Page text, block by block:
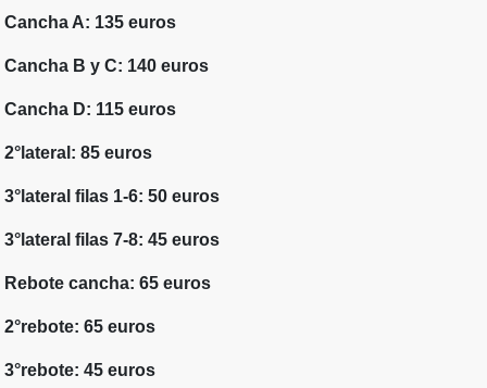
Cancha A: 135 euros
Cancha B y C: 140 euros
Cancha D: 115 euros
2°lateral: 85 euros
3°lateral filas 1-6: 50 euros
3°lateral filas 7-8: 45 euros
Rebote cancha: 65 euros
2°rebote: 65 euros
3°rebote: 45 euros